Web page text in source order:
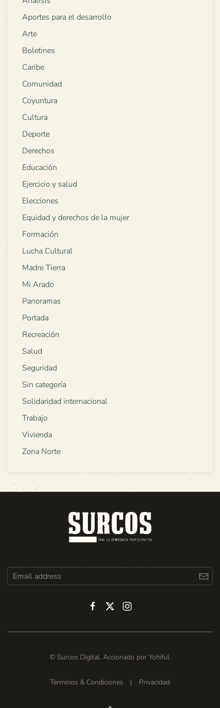
Aportes para el desarrollo
Arte
Boletines
Caribe
Comunidad
Coyuntura
Cultura
Deporte
Derechos
Educación
Ejercicio y salud
Elecciones
Equidad y derechos de la mujer
Formación
Lucha Cultural
Madre Tierra
Mi Arado
Panoramas
Portada
Recreación
Salud
Seguridad
Sin categoría
Solidaridad internacional
Trabajo
Vivienda
Zona Norte
© Surcos Digital. Accionado por Yohiful.
Términos & Condiciones | Privacidad